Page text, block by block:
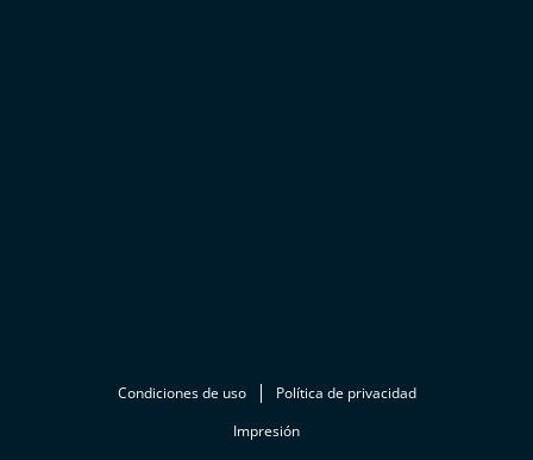
Condiciones de uso
Política de privacidad
Impresión